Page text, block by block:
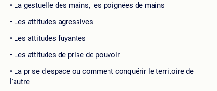
La gestuelle des mains, les poignées de mains
Les attitudes agressives
Les attitudes fuyantes
Les attitudes de prise de pouvoir
La prise d'espace ou comment conquérir le territoire de
l'autre